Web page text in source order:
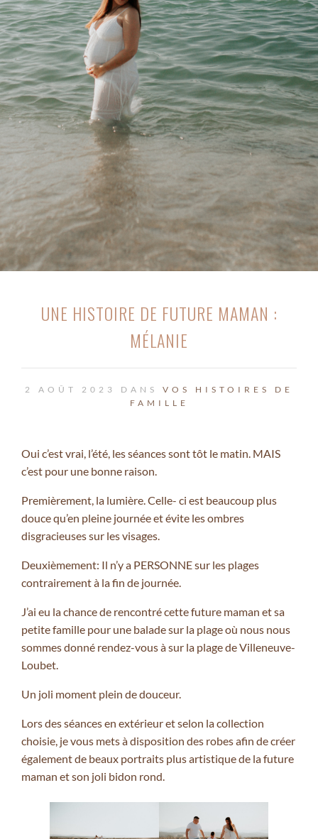
UNE HISTOIRE DE FUTURE MAMAN :
MÉLANIE
2 AOÛT 2023 DANS VOS HISTOIRES DE
FAMILLE
Oui c’est vrai, l’été, les séances sont tôt le matin. MAIS
c’est pour une bonne raison.
Premièrement, la lumière. Celle- ci est beaucoup plus
douce qu’en pleine journée et évite les ombres
disgracieuses sur les visages.
Deuxièmement: Il n’y a PERSONNE sur les plages
contrairement à la fin de journée.
J’ai eu la chance de rencontré cette future maman et sa
petite famille pour une balade sur la plage où nous nous
sommes donné rendez-vous à sur la plage de Villeneuve-
Loubet.
Un joli moment plein de douceur.
Lors des séances en extérieur et selon la collection
choisie, je vous mets à disposition des robes afin de créer
également de beaux portraits plus artistique de la future
maman et son joli bidon rond.